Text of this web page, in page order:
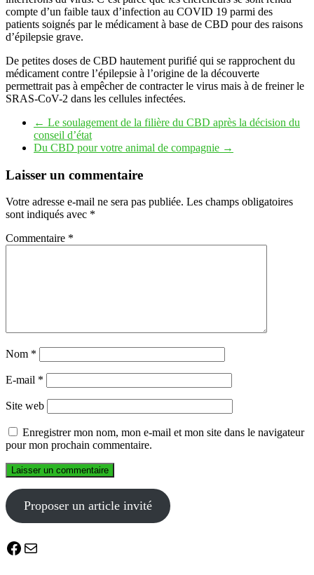
compte d’un faible taux d’infection au COVID 19 parmi des
patients soignés par le médicament à base de CBD pour des raisons
d’épilepsie grave.
De petites doses de CBD hautement purifié qui se rapprochent du
médicament contre l’épilepsie à l’origine de la découverte
permettrait pas à empêcher de contracter le virus mais à de freiner le
SRAS-CoV-2 dans les cellules infectées.
← Le soulagement de la filière du CBD après la décision du
conseil d’état
Du CBD pour votre animal de compagnie →
Laisser un commentaire
Votre adresse e-mail ne sera pas publiée. Les champs obligatoires
sont indiqués avec *
Commentaire *
Nom *
E-mail *
Site web
Enregistrer mon nom, mon e-mail et mon site dans le navigateur
pour mon prochain commentaire.
Proposer un article invité
Facebook
E-mail